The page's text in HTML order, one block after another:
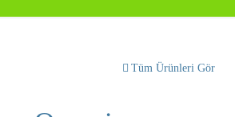
Tüm Ürünleri Gör